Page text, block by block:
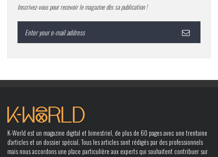
Inscrivez-vous pour recevoir le magazine dès sa publication !
K-World est un magazine digital et bimestriel, de plus de 60 pages avec une trentaine
d’articles et un dossier spécial. Tous les articles sont rédigés par des professionnels
mais nous accordons une place particulière aux experts qui souhaitent contribuer sur